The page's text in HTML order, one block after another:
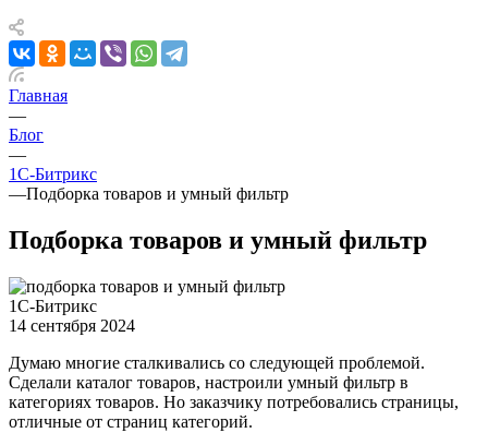
Главная
—
Блог
—
1С-Битрикс
—Подборка товаров и умный фильтр
Подборка товаров и умный фильтр
1С-Битрикс
14 сентября 2024
Думаю многие сталкивались со следующей проблемой.
Сделали каталог товаров, настроили умный фильтр в
категориях товаров. Но заказчику потребовались страницы,
отличные от страниц категорий.